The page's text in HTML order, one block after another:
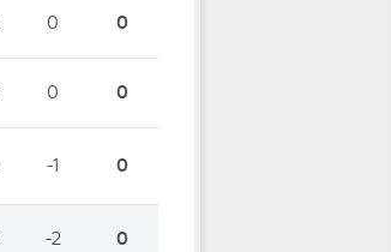
0 0
0 0
-1 0
-2 0